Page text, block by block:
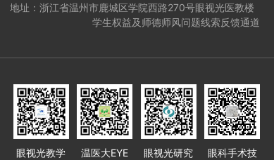
地址：浙江省温州市鹿城区学院西路270号眼视光医教楼
学生权益及师德师风问题线索反馈通道
眼视光教学
温医大EYE
眼视光研究
眼科手术技